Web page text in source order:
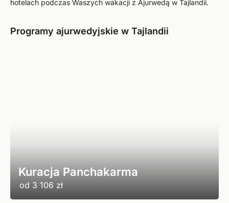
hotelach podczas Waszych wakacji z Ajurwedą w Tajlandii.
Programy ajurwedyjskie w Tajlandii
Kuracja Panchakarma
od 3 106 zł